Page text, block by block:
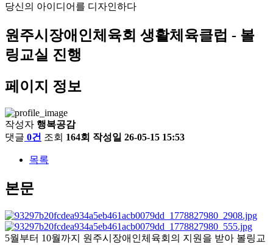
당신의 아이디어를 디자인하다
원주시장애인체육회 생활체육클럽 - 볼
링교실 진행
페이지 정보
작성자 행복공감
댓글 0건 조회 164회 작성일 26-05-15 15:53
목록
본문
5월부터 10월까지 원주시장애인체육회의 지원을 받아 볼링교